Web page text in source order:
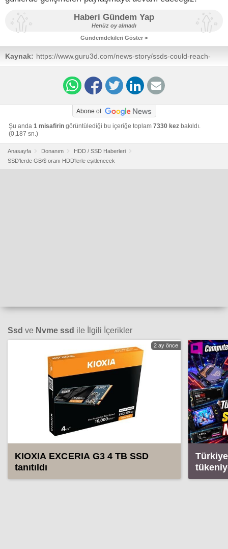
Haberi Gündem Yap
Henüz oy almadı
Gündemdekileri Göster >
Kaynak: https://www.guru3d.com/news-story/ssds-could-reach-
08-cents-per-gb-next-year.html
Abone ol
Şu anda 1 misafirin görüntülediği bu içeriğe toplam 7330 kez bakıldı.
(0,187 sn.)
Anasayfa Donanım
HDD / SSD Haberleri
SSD’lerde GB/$ oranı HDD'lerle eşitlenecek
Ssd ve Nvme ssd ile İlgili İçerikler
2 ay önce
KIOXIA EXCERIA G3 4 TB SSD
tanıtıldı